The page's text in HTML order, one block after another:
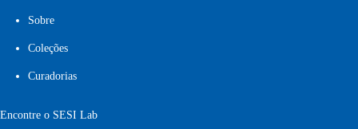
Sobre
Coleções
Curadorias
Encontre o SESI Lab